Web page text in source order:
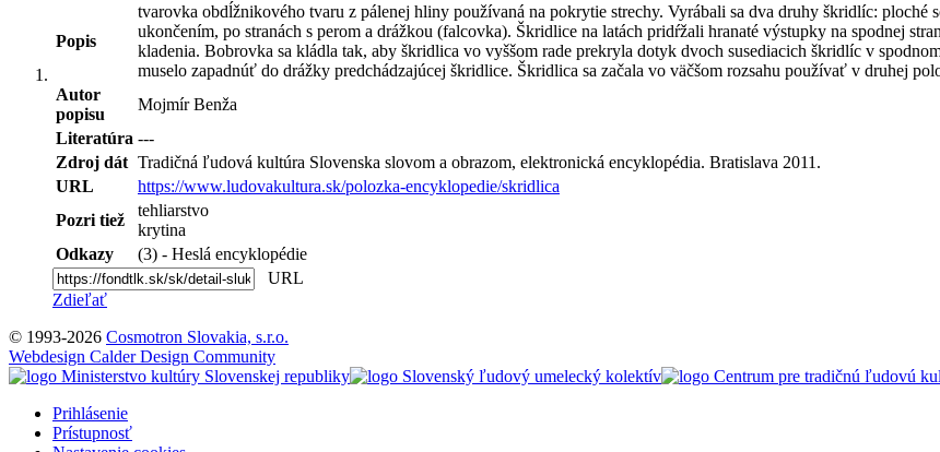
Popis
tvarovka obdĺžnikového tvaru z pálenej hliny používaná na pokrytie strechy. Vyrábali sa dva druhy škridlíc:
ukončením, po stranách s perom a drážkou (falcovka). Škridlice na latách pridŕžali hranaté výstupky na spodnej
kladenia. Bobrovka sa kládla tak, aby škridlica vo vyššom rade prekryla dotyk dvoch susediacich škridlíc v
muselo zapadnúť do drážky predchádzajúcej škridlice. Škridlica sa začala vo väčšom rozsahu používať v druhej
Autor
popisu
Mojmír Benža
Literatúra ---
Zdroj dát Tradičná ľudová kultúra Slovenska slovom a obrazom, elektronická encyklopédia. Bratislava 2011.
URL
https://www.ludovakultura.sk/polozka-encyklopedie/skridlica
Pozri tiež
tehliarstvo
krytina
Odkazy
(3) - Heslá encyklopédie
URL
Zdieľať
© 1993-2026 Cosmotron Slovakia, s.r.o.
Webdesign Calder Design Community
Prihlásenie
Prístupnosť